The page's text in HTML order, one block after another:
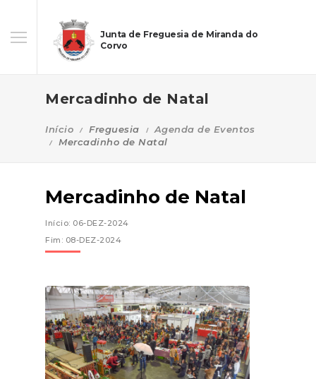
Junta de Freguesia de Miranda do
Corvo
Mercadinho de Natal
Início Freguesia
Agenda de Eventos
Mercadinho de Natal
Mercadinho de Natal
Início: 06-DEZ-2024
Fim: 08-DEZ-2024